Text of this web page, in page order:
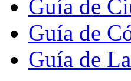
Guía de
Guía de
Guía de